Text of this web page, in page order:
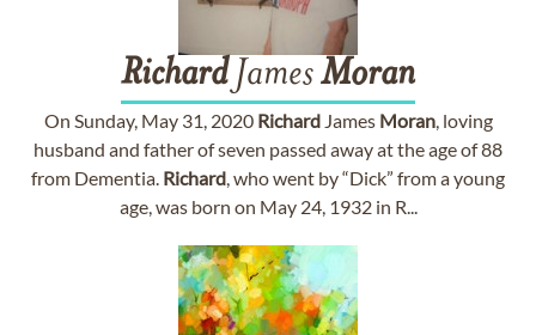
RichardJamesMoran
On Sunday, May 31, 2020 RichardJames Moran, loving
husband and father of seven passed away at the age of 88
from Dementia. Richard, who went by “Dick” from a young
age, was born on May 24, 1932 in R...